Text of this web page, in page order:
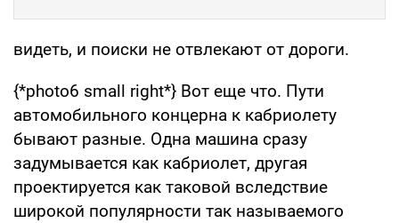
видеть, и поиски не отвлекают от дороги.
{*photo6 small right*} Вот еще что. Пути
автомобильного концерна к кабриолету
бывают разные. Одна машина сразу
задумывается как кабриолет, другая
проектируется как таковой вследствие
широкой популярности так называемого